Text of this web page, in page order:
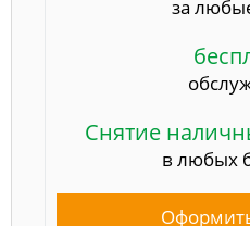
за
Снятие
в любых